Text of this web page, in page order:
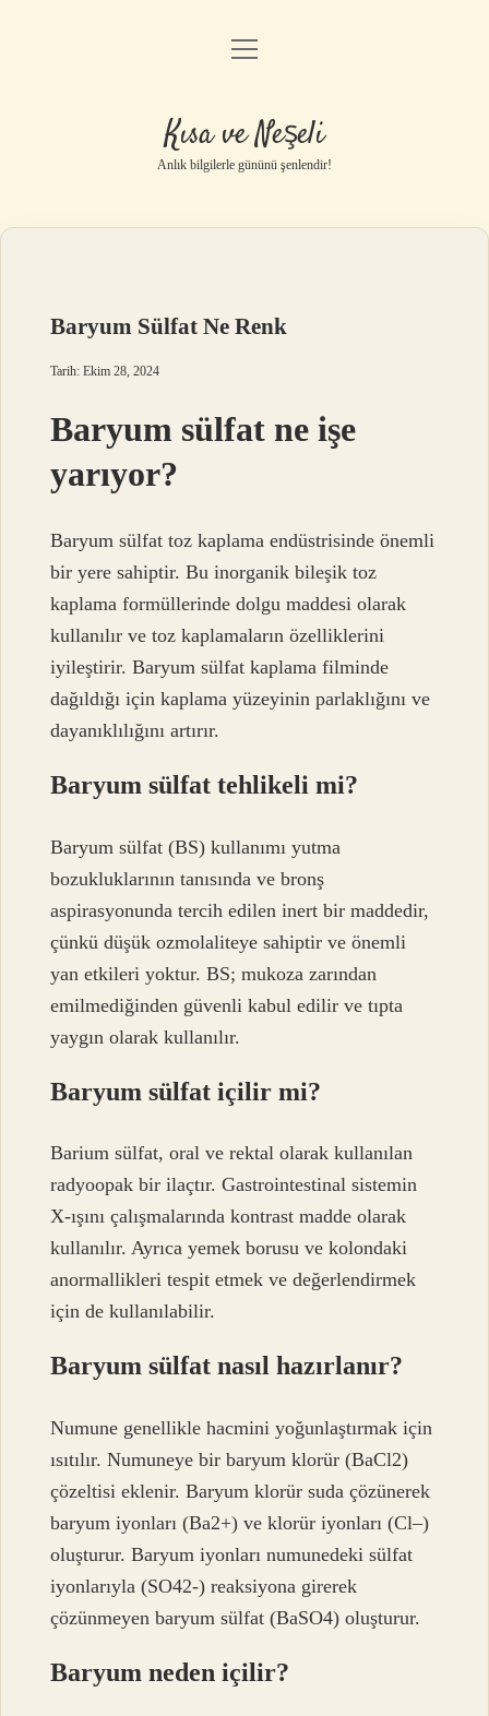
Anasayfa
Yasal Uyarı
menüyü
Kısa ve Neşeli
Anlık bilgilerle gününü şenlendir!
Baryum Sülfat Ne Renk
Tarih: Ekim 28, 2024
Baryum sülfat ne işe
yarıyor?
Baryum sülfat toz kaplama endüstrisinde önemli
bir yere sahiptir. Bu inorganik bileşik toz
kaplama formüllerinde dolgu maddesi olarak
kullanılır ve toz kaplamaların özelliklerini
iyileştirir. Baryum sülfat kaplama filminde
dağıldığı için kaplama yüzeyinin parlaklığını ve
dayanıklılığını artırır.
Baryum sülfat tehlikeli mi?
Baryum sülfat (BS) kullanımı yutma
bozukluklarının tanısında ve bronş
aspirasyonunda tercih edilen inert bir maddedir,
çünkü düşük ozmolaliteye sahiptir ve önemli
yan etkileri yoktur. BS; mukoza zarından
emilmediğinden güvenli kabul edilir ve tıpta
yaygın olarak kullanılır.
Baryum sülfat içilir mi?
Barium sülfat, oral ve rektal olarak kullanılan
radyoopak bir ilaçtır. Gastrointestinal sistemin
X-ışını çalışmalarında kontrast madde olarak
kullanılır. Ayrıca yemek borusu ve kolondaki
anormallikleri tespit etmek ve değerlendirmek
için de kullanılabilir.
Baryum sülfat nasıl hazırlanır?
Numune genellikle hacmini yoğunlaştırmak için
ısıtılır. Numuneye bir baryum klorür (BaCl2)
çözeltisi eklenir. Baryum klorür suda çözünerek
baryum iyonları (Ba2+) ve klorür iyonları (Cl–)
oluşturur. Baryum iyonları numunedeki sülfat
iyonlarıyla (SO42-) reaksiyona girerek
çözünmeyen baryum sülfat (BaSO4) oluşturur.
Baryum neden içilir?